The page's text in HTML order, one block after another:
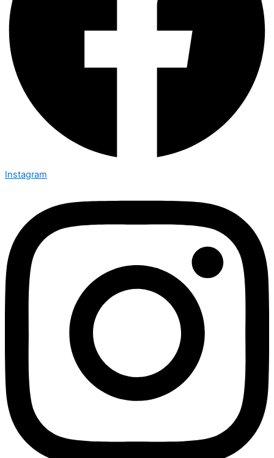
Instagram